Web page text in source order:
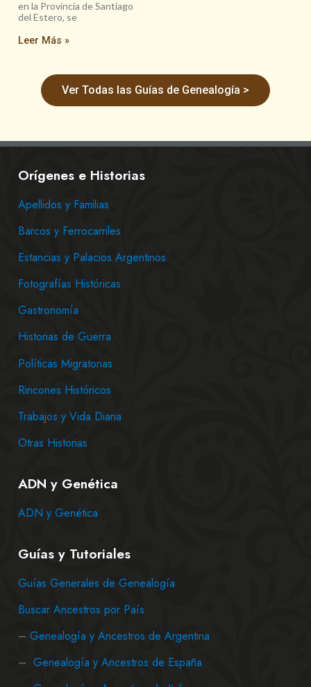
en la Provincia de Santiago
del Estero, se
Leer Más »
Ver Todas las Guías de Genealogía >
Orígenes e Historias
Apellidos y Familias
Barcos y Ferrocarriles
Estancias y Palacios Argentinos
Fotografías Históricas
Gastronomía
Historias de Guerra
Políticas Migratorias
Rincones Históricos
Trabajos y Vida Diaria
Otras Historias
ADN y Genética
ADN y Genética
Guías y Tutoriales
Guías Generales de Genealogía
Buscar Ancestros por País
– Genealogía y Ancestros de Argentina
– Genealogía y Ancestros de España